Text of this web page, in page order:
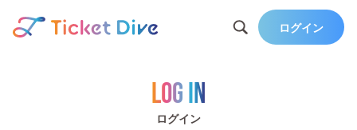
ログイン
Log in
ログイン